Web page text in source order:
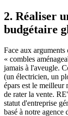
2. Réaliser
budgétaire
Face aux
« combles
jamais à l'aveugle.
(un électricien, un
épars est le meilleur
de rater la vente.
statut d'entreprise
basé à notre agence